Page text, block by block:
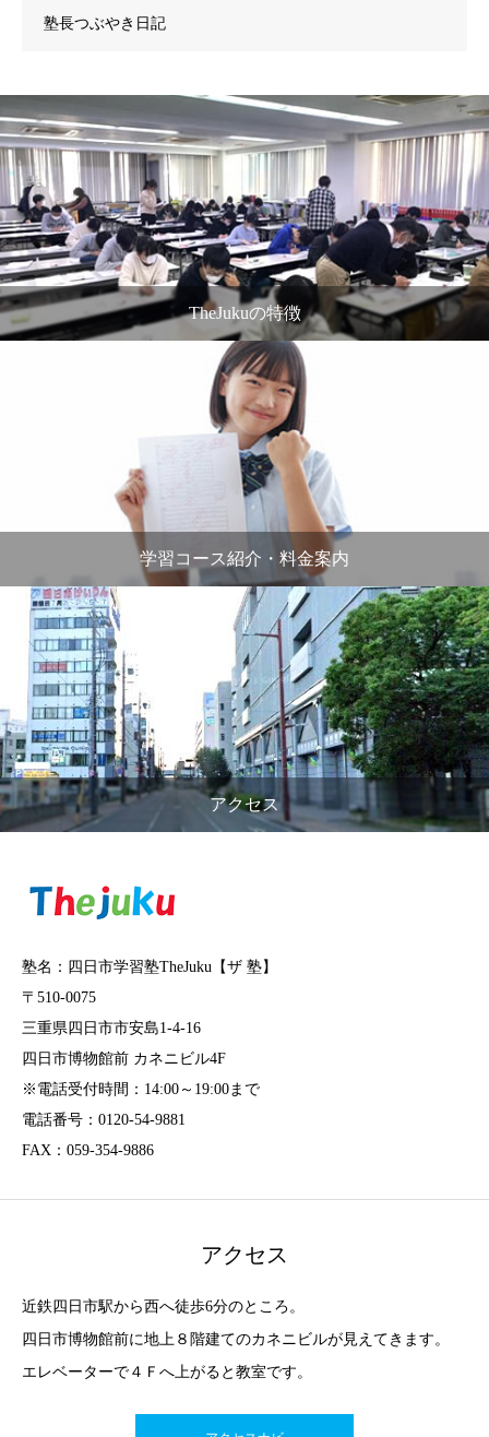
塾長つぶやき日記
TheJukuの特徴
学習コース紹介・料金案内
アクセス
塾名：四日市学習塾TheJuku【ザ 塾】
〒510-0075
三重県四日市市安島1-4-16
四日市博物館前 カネニビル4F
※電話受付時間：14:00～19:00まで
電話番号：0120-54-9881
FAX：059-354-9886
アクセス
近鉄四日市駅から西へ徒歩6分のところ。
四日市博物館前に地上８階建てのカネニビルが見えてきます。
エレベーターで４Ｆへ上がると教室です。